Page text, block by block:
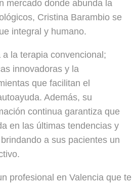
mercado donde abunda la
Cristina Barambio se
integral y humano.
la terapia convencional;
innovadoras y la
que facilitan el
Además, su
continua garantiza que
en las últimas tendencias y
a sus pacientes un
profesional en Valencia que te